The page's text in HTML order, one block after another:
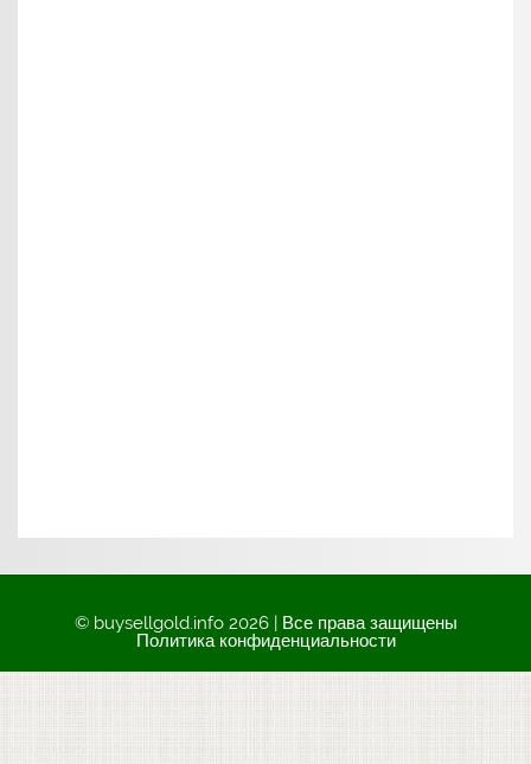
© buysellgold.info 2026 | Все права защищены
Политика конфиденциальности